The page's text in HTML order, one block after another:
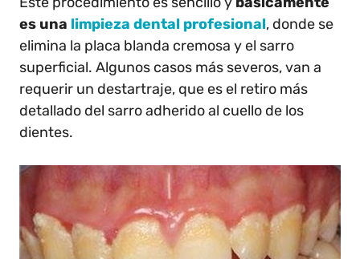
es una limpieza dental profesional, donde se
elimina la placa blanda cremosa y el sarro
superficial. Algunos casos más severos, van a
requerir un destartraje, que es el retiro más
detallado del sarro adherido al cuello de los
dientes.